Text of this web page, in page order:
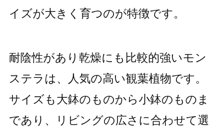
イズが大きく育つのが特徴です。
耐陰性があり乾燥にも比較的強いモン
ステラは、人気の高い観葉植物です。
サイズも大鉢のものから小鉢のものま
であり、リビングの広さに合わせて選